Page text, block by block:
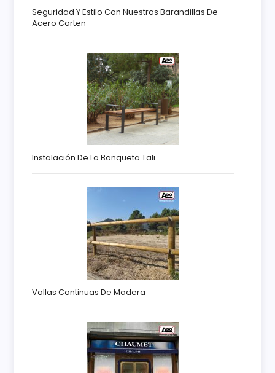
Seguridad Y Estilo Con Nuestras Barandillas De
Acero Corten
Instalación De La Banqueta Tali
Vallas Continuas De Madera